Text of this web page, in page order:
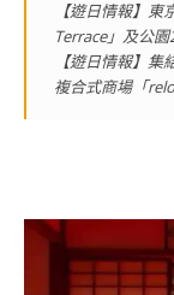
【遊日情報】東
Terrace」及公
【遊日情報】
複合式商場「